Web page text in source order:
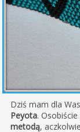
Dziś mam dla Was
Peyota.
metodą,